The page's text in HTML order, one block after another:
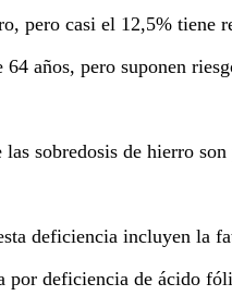
pero casi el 12,5% ​​tiene
años, pero suponen
sobredosis de hierro son
deficiencia incluyen la
deficiencia de ácido